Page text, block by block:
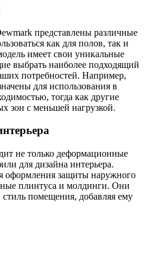
представлены различные
как для полов, так и
имеет свои уникальные
выбрать наиболее подходящий
потребностей. Например,
для использования в
тогда как другие
зон с меньшей нагрузкой.
не только деформационные
для дизайна интерьера.
оформления защиты наружного
плинтуса и молдинги. Они
стиль помещения, добавляя ему